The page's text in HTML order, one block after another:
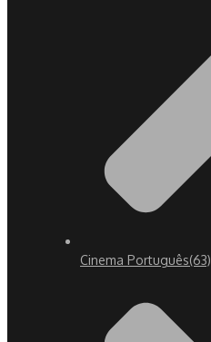
Cinema Português(63)